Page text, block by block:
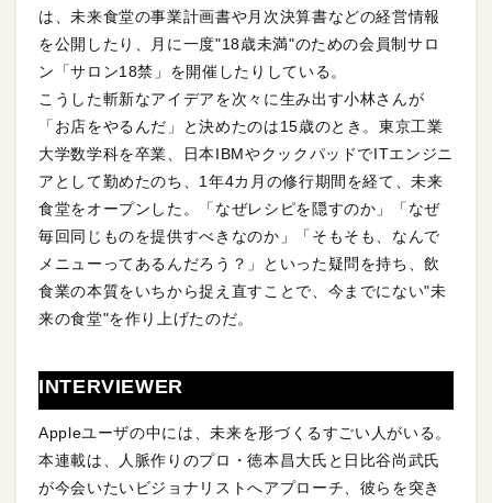
は、未来食堂の事業計画書や月次決算書などの経営情報
を公開したり、月に一度"18歳未満"のための会員制サロ
ン「サロン18禁」を開催したりしている。
こうした斬新なアイデアを次々に生み出す小林さんが
「お店をやるんだ」と決めたのは15歳のとき。東京工業
大学数学科を卒業、日本IBMやクックパッドでITエンジニ
アとして勤めたのち、1年4カ月の修行期間を経て、未来
食堂をオープンした。「なぜレシピを隠すのか」「なぜ
毎回同じものを提供すべきなのか」「そもそも、なんで
メニューってあるんだろう？」といった疑問を持ち、飲
食業の本質をいちから捉え直すことで、今までにない"未
来の食堂"を作り上げたのだ。
INTERVIEWER
Appleユーザの中には、未来を形づくるすごい人がいる。
本連載は、人脈作りのプロ・徳本昌大氏と日比谷尚武氏
が今会いたいビジョナリストへアプローチ、彼らを突き